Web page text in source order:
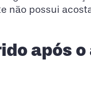
não possui
após